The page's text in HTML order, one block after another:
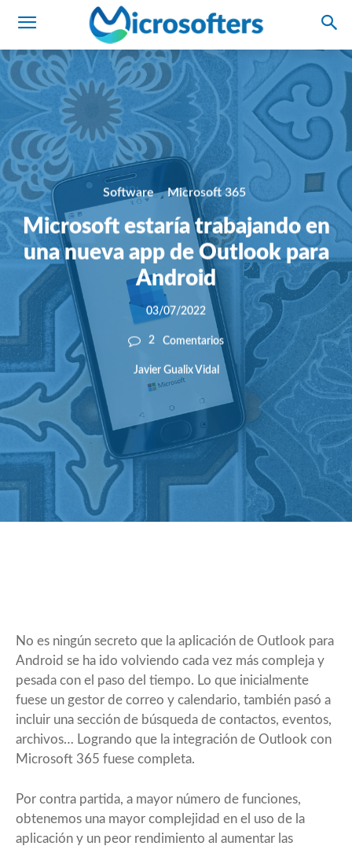
Software Microsoft 365
Microsoft estaría trabajando en
una nueva app de Outlook para
Android
03/07/2022
2 Comentarios
Javier Gualix Vidal
No es ningún secreto que la aplicación de Outlook para
Android se ha ido volviendo cada vez más compleja y
pesada con el paso del tiempo. Lo que inicialmente
fuese un gestor de correo y calendario, también pasó a
incluir una sección de búsqueda de contactos, eventos,
archivos… Logrando que la integración de Outlook con
Microsoft 365 fuese completa.
Por contra partida, a mayor número de funciones,
obtenemos una mayor complejidad en el uso de la
aplicación y un peor rendimiento al aumentar las